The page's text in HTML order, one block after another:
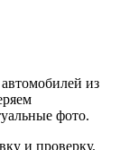
из
фото.
и проверку.